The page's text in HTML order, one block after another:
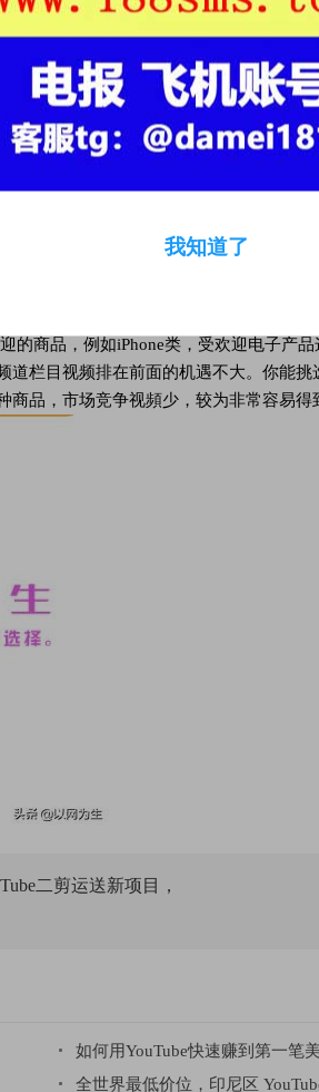
我知道了
一下子就可以买一个早已开过赢利的账
目呗，如果是运用YouTube做Affiliate
我列举好多个简易合理的方式，主要是
有什么难度系数，前期的自媒体推广还
的商品，例如iPhone类，受欢迎电子产
道栏目视频排在前面的机遇不大。你能挑
品，市场竞争视頻少，较为非常容易得
二剪运送新项目，
如何用YouTube快速赚到第一笔美元（更
全世界最低价位，印尼区 YouTube Premium vip